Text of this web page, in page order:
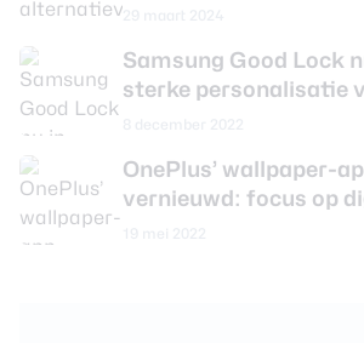
Samsung Good Lock
sterke personalisatie
OnePlus’ wallpaper-
vernieuwd: focus op